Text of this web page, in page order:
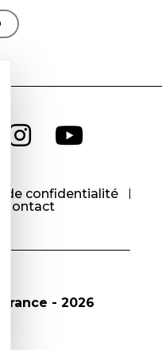
de confidentialité
Contact
- 2026